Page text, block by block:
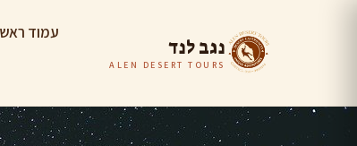
נגב לנד
ALEN DESERT TOURS
עמוד